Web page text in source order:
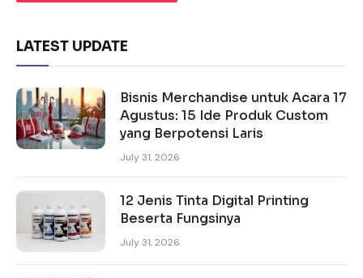
LATEST UPDATE
Bisnis Merchandise untuk Acara 17
Agustus: 15 Ide Produk Custom
yang Berpotensi Laris
July 31, 2026
12 Jenis Tinta Digital Printing
Beserta Fungsinya
July 31, 2026